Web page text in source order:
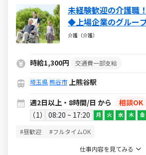
未経験歓迎の介護職
◆上場企業のグルー
働けますよ！
介護（介護）
時給1,300円 交通費一部支給
埼玉県熊谷市 上熊谷駅
週2日以上・8時間/日 から
相談OK
1
08:20 ~ 17:20 月 火 水 木 金
#昼歓迎 #フルタイムOK
仕事内容を見てみる